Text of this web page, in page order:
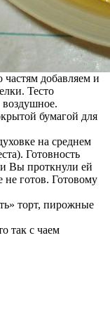
частям добавляем и
Тесто
воздушное.
бумагой для
на среднем
Готовность
Вы проткнули ей
не готов. Готовому
торт, пирожные
так с чаем